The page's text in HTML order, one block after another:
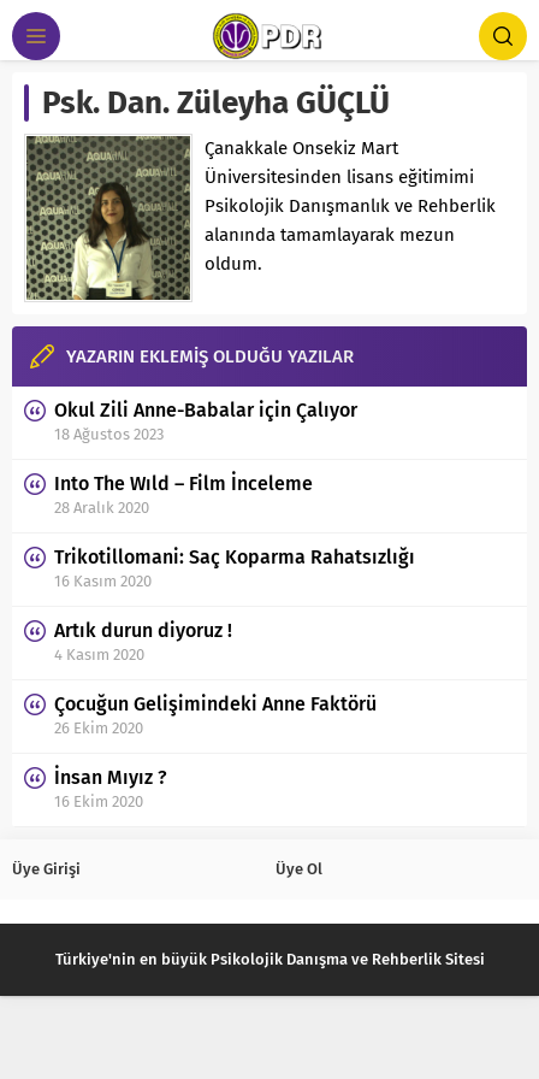
Psk. Dan. Züleyha GÜÇLÜ
Çanakkale Onsekiz Mart
Üniversitesinden lisans eğitimimi
Psikolojik Danışmanlık ve Rehberlik
alanında tamamlayarak mezun
oldum.
YAZARIN EKLEMİŞ OLDUĞU YAZILAR
Okul Zili Anne-Babalar için Çalıyor
18 Ağustos 2023
Into The Wıld – Film İnceleme
28 Aralık 2020
Trikotillomani: Saç Koparma Rahatsızlığı
16 Kasım 2020
Artık durun diyoruz !
4 Kasım 2020
Çocuğun Gelişimindeki Anne Faktörü
26 Ekim 2020
İnsan Mıyız ?
16 Ekim 2020
Üye Girişi Üye Ol
Türkiye'nin en büyük Psikolojik Danışma ve Rehberlik Sitesi